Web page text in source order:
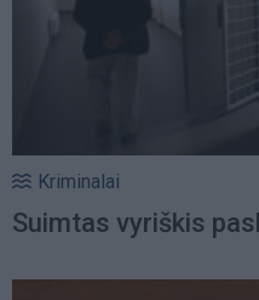
Kriminalai
Suimtas vyriškis